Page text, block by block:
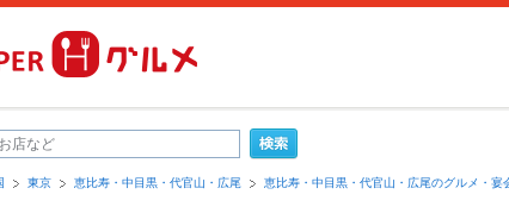
東京 恵比寿・中目黒・代官山・広尾 恵比寿・中目黒・代官山・広尾のグルメ・宴